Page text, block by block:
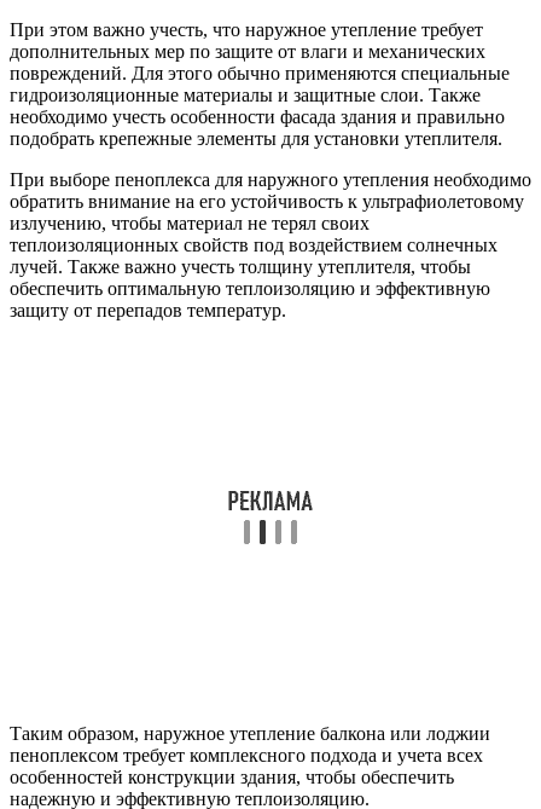
При этом важно учесть, что наружное утепление требует
дополнительных мер по защите от влаги и механических
повреждений. Для этого обычно применяются специальные
гидроизоляционные материалы и защитные слои. Также
необходимо учесть особенности фасада здания и правильно
подобрать крепежные элементы для установки утеплителя.
При выборе пеноплекса для наружного утепления необходимо
обратить внимание на его устойчивость к ультрафиолетовому
излучению, чтобы материал не терял своих
теплоизоляционных свойств под воздействием солнечных
лучей. Также важно учесть толщину утеплителя, чтобы
обеспечить оптимальную теплоизоляцию и эффективную
защиту от перепадов температур.
Таким образом, наружное утепление балкона или лоджии
пеноплексом требует комплексного подхода и учета всех
особенностей конструкции здания, чтобы обеспечить
надежную и эффективную теплоизоляцию.